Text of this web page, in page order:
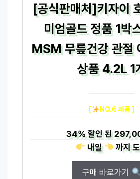
[공식판매처]키자이
미엄골드 정품 1
MSM 무릎건강 관절
상품 4.2L 1
[ NO.6 제품 ]
34%할인 된
내일
까지
구매 바로가기